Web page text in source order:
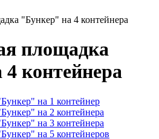
"Бункер" на 4 контейнера
площадка
контейнера
на 1 контейнер
на 2 контейнера
на 3 контейнера
на 5 контейнеров